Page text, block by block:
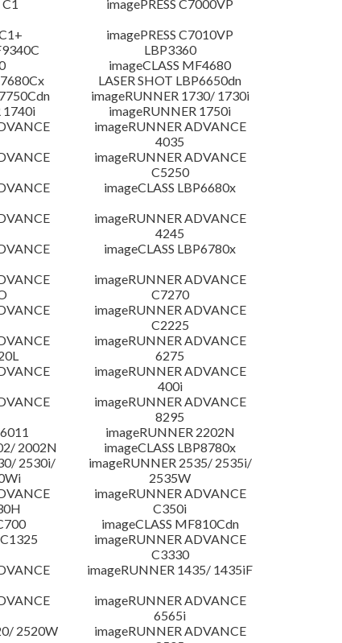
imagePRESS C7000VP
imagePRESS C7010VP
LBP3360
imageCLASS MF4680
LASER SHOT LBP6650dn
imageRUNNER 1730/ 1730i
1740i
imageRUNNER 1750i
imageRUNNER ADVANCE
4035
imageRUNNER ADVANCE
C5250
imageCLASS LBP6680x
imageRUNNER ADVANCE
4245
imageCLASS LBP6780x
imageRUNNER ADVANCE
C7270
imageRUNNER ADVANCE
C2225
imageRUNNER ADVANCE
6275
imageRUNNER ADVANCE
400i
imageRUNNER ADVANCE
8295
imageRUNNER 2202N
2002N
imageCLASS LBP8780x
2530i/
imageRUNNER 2535/ 2535i/
2535W
imageRUNNER ADVANCE
C350i
imageCLASS MF810Cdn
imageRUNNER ADVANCE
C3330
imageRUNNER 1435/ 1435iF
imageRUNNER ADVANCE
6565i
2520W
imageRUNNER ADVANCE